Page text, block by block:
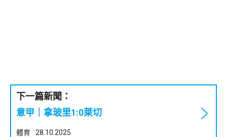
下一篇新聞：
意甲｜拿玻里1:0萊切
體育 28.10.2025